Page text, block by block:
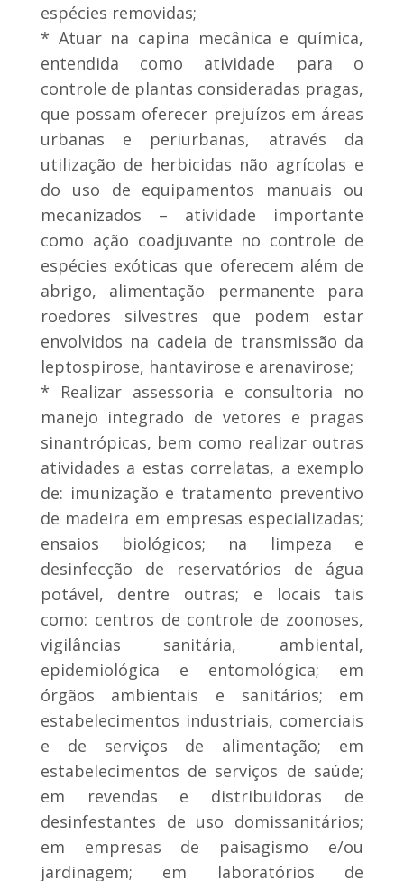
espécies removidas;
* Atuar na capina mecânica e química,
entendida como atividade para o
controle de plantas consideradas pragas,
que possam oferecer prejuízos em áreas
urbanas e periurbanas, através da
utilização de herbicidas não agrícolas e
do uso de equipamentos manuais ou
mecanizados – atividade importante
como ação coadjuvante no controle de
espécies exóticas que oferecem além de
abrigo, alimentação permanente para
roedores silvestres que podem estar
envolvidos na cadeia de transmissão da
leptospirose, hantavirose e arenavirose;
* Realizar assessoria e consultoria no
manejo integrado de vetores e pragas
sinantrópicas, bem como realizar outras
atividades a estas correlatas, a exemplo
de: imunização e tratamento preventivo
de madeira em empresas especializadas;
ensaios biológicos; na limpeza e
desinfecção de reservatórios de água
potável, dentre outras; e locais tais
como: centros de controle de zoonoses,
vigilâncias sanitária, ambiental,
epidemiológica e entomológica; em
órgãos ambientais e sanitários; em
estabelecimentos industriais, comerciais
e de serviços de alimentação; em
estabelecimentos de serviços de saúde;
em revendas e distribuidoras de
desinfestantes de uso domissanitários;
em empresas de paisagismo e/ou
jardinagem; em laboratórios de